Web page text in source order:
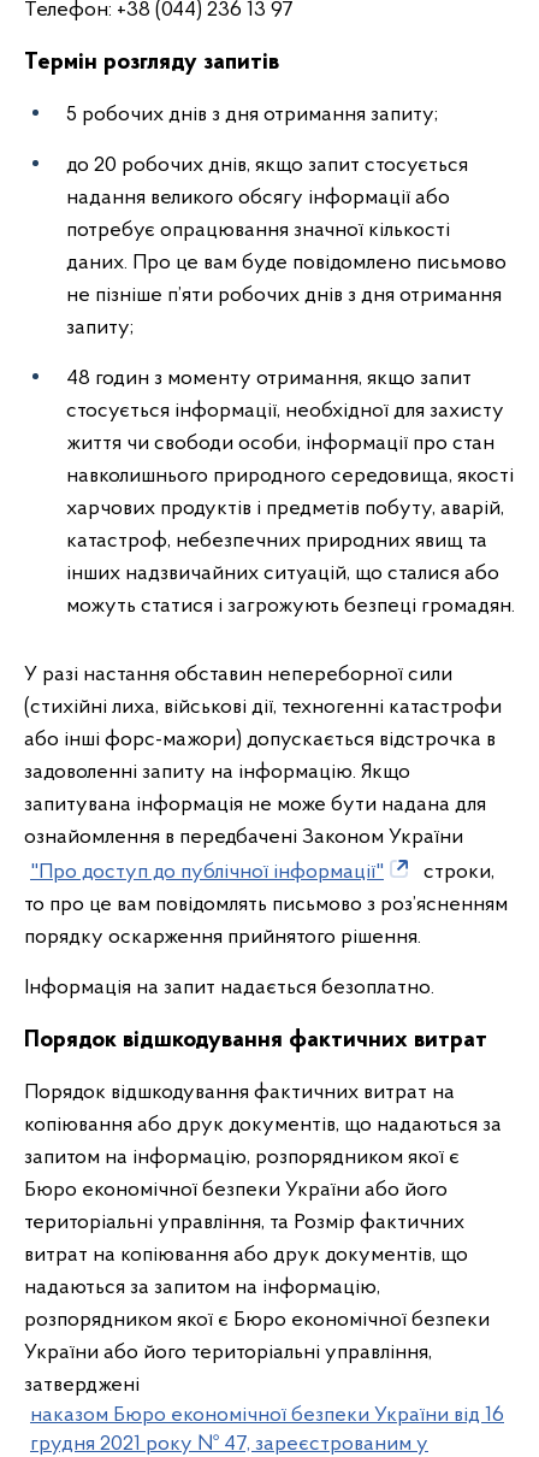
Телефон: +38 (044) 236 13 97
Термін розгляду запитів
5 робочих днів з дня отримання запиту;
до 20 робочих днів, якщо запит стосується
надання великого обсягу інформації або
потребує опрацювання значної кількості
даних. Про це вам буде повідомлено письмово
не пізніше п’яти робочих днів з дня отримання
запиту;
48 годин з моменту отримання, якщо запит
стосується інформації, необхідної для захисту
життя чи свободи особи, інформації про стан
навколишнього природного середовища, якості
харчових продуктів і предметів побуту, аварій,
катастроф, небезпечних природних явищ та
інших надзвичайних ситуацій, що сталися або
можуть статися і загрожують безпеці громадян.
У разі настання обставин непереборної сили
(стихійні лиха, військові дії, техногенні катастрофи
або інші форс-мажори) допускається відстрочка в
задоволенні запиту на інформацію. Якщо
запитувана інформація не може бути надана для
ознайомлення в передбачені Законом України
"Про доступ до публічної інформації"
строки,
то про це вам повідомлять письмово з роз’ясненням
порядку оскарження прийнятого рішення.
Інформація на запит надається безоплатно.
Порядок відшкодування фактичних витрат
Порядок відшкодування фактичних витрат на
копіювання або друк документів, що надаються за
запитом на інформацію, розпорядником якої є
Бюро економічної безпеки України або його
територіальні управління, та Розмір фактичних
витрат на копіювання або друк документів, що
надаються за запитом на інформацію,
розпорядником якої є Бюро економічної безпеки
України або його територіальні управління,
затверджені
наказом Бюро економічної безпеки України від 16
грудня 2021 року № 47, зареєстрованим у